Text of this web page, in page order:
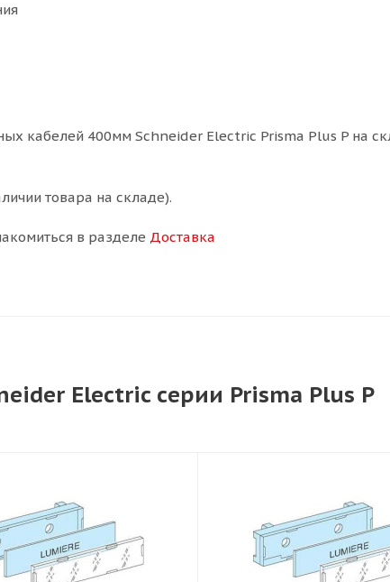
кабелей 400мм Schneider Electric Prisma Plus P на
товара на складе).
в разделе Доставка
Electric серии Prisma Plus P